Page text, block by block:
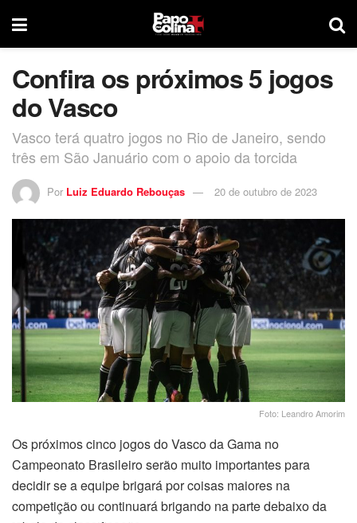
Confira os próximos 5 jogos
do Vasco
Vasco terá quatro jogos no Rio de Janeiro, sendo
três em São Januário com o apoio da torcida
Por Luiz Eduardo Rebouças 20 de outubro de 2023
Foto: Leandro Amorim
Os próximos cinco jogos do Vasco da Gama no
Campeonato Brasileiro serão muito importantes para
decidir se a equipe brigará por coisas maiores na
competição ou continuará brigando na parte debaixo da